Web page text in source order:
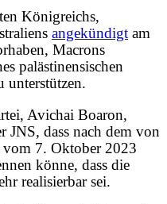
Königreichs,
angekündigt am
Macrons
palästinensischen
unterstützen.
Avichai Boaron,
JNS, dass nach dem von
vom 7. Oktober 2023
könne, dass die
realisierbar sei.